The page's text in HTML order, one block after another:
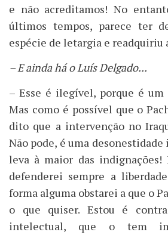
e não acreditamos! No
últimos tempos, parece ter
espécie de letargia e readquiriu
– E ainda há o Luís Delgado...
– Esse é ilegível, porque é
Mas como é possível que o
dito que a intervenção no
Não pode, é uma
leva à maior das indignações!
defenderei sempre a
forma alguma obstarei a que o
o que quiser. Estou é
intelectual, que o tem